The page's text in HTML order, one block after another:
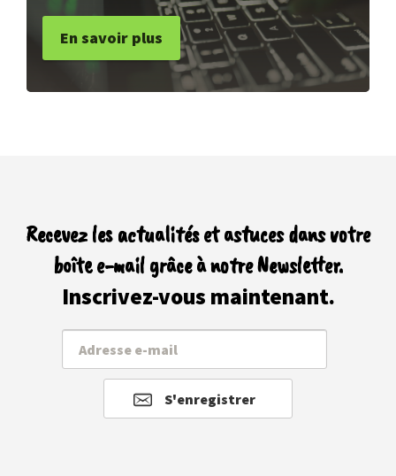
En savoir plus
Recevez les actualités et astuces dans votre
boîte e-mail grâce à notre Newsletter.
Inscrivez-vous maintenant.
S'enregistrer